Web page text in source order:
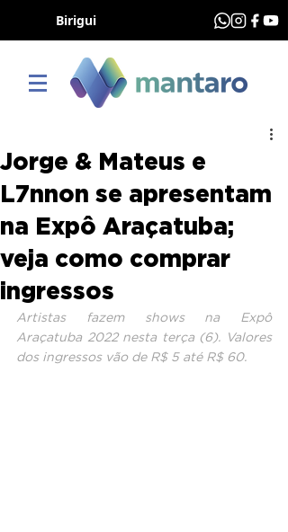
Birigui
Jorge & Mateus e
L7nnon se apresentam
na Expô Araçatuba;
veja como comprar
ingressos
Artistas fazem shows na Expô
Araçatuba 2022 nesta terça (6). Valores
dos ingressos vão de R$ 5 até R$ 60.